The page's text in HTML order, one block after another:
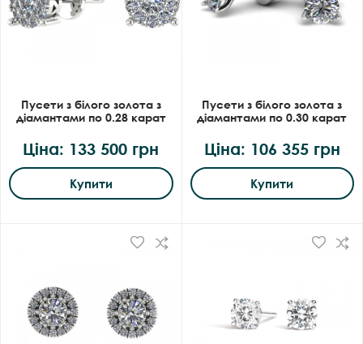
Пусети з білого золота з
діамантами по 0.28 карат
Ціна: 133 500 грн
Купити
Пусети з білого золота з
діамантами по 0.30 карат
Ціна: 106 355 грн
Купити